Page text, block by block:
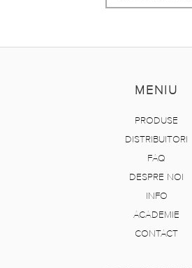
MENIU
PRODUSE
DISTRIBUITORI
FAQ
DESPRE NOI
INFO
ACADEMIE
CONTACT